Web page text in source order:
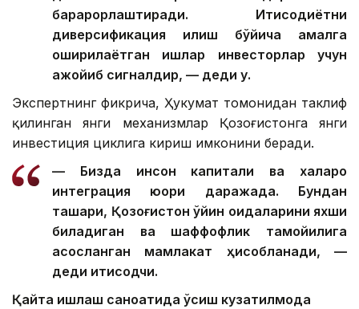
барқарорлаштиради. Иқтисодиётни
диверсификация қилиш бўйича амалга
оширилаётган ишлар инвесторлар учун
ажойиб сигналдир, — деди у.
Экспертнинг фикрича, Ҳукумат томонидан таклиф
қилинган янги механизмлар Қозоғистонга янги
инвестиция циклига кириш имконини беради.
— Бизда инсон капитали ва халқаро
интеграция юқори даражада. Бундан
ташқари, Қозоғистон ўйин қоидаларини яхши
биладиган ва шаффофлик тамойилига
асосланган мамлакат ҳисобланади, —
деди иқтисодчи.
Қайта ишлаш саноатида ўсиш кузатилмоқда